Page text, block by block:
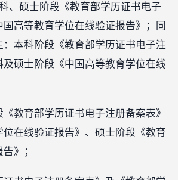
、硕士阶段《教育部学历证书电子
高等教育学位在线验证报告》；同
本科阶段《教育部学历证书电子注
硕士阶段《中国高等教育学位在线
教育部学历证书电子注册备案表》
位在线验证报告》、硕士阶段《教育
》；